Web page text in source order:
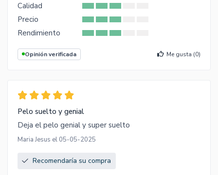
Calidad
Precio
Rendimiento
Opinión verificada Me gusta (0)
Pelo suelto y genial
Deja el pelo genial y super suelto
Maria Jesus el 05-05-2025
Recomendaría su compra